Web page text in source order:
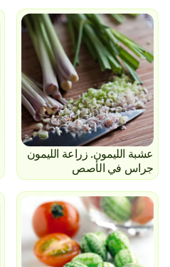
عشبة الليمون. زراعة الليمون
جراس في الأصص